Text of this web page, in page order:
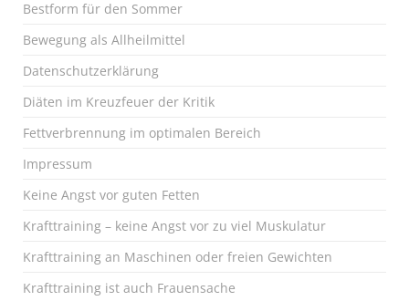
Bestform für den Sommer
Bewegung als Allheilmittel
Datenschutzerklärung
Diäten im Kreuzfeuer der Kritik
Fettverbrennung im optimalen Bereich
Impressum
Keine Angst vor guten Fetten
Krafttraining – keine Angst vor zu viel Muskulatur
Krafttraining an Maschinen oder freien Gewichten
Krafttraining ist auch Frauensache